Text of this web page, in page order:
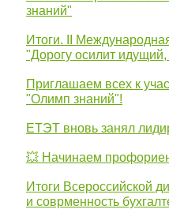
знаний"
Итоги. II
"Дорогу осилит
Приглашаем всех к
"Олимп знаний"!
ЕТЭТ вновь занял
💥 Начинаем
Итоги Всероссийской
и соврменность